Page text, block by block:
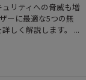
リティへの脅威も増
ーに最適な5つの無
しく解説します。 ...